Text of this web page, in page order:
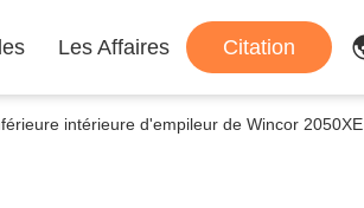
Les Affaires Citation
intérieure d'empileur de Wincor 2050XE